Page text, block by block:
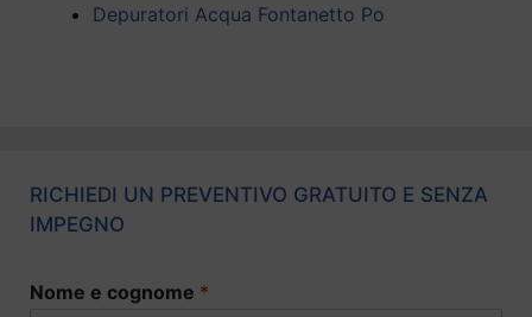
Depuratori Acqua Fontanetto Po
RICHIEDI UN PREVENTIVO GRATUITO E SENZA
IMPEGNO
Nome e cognome *